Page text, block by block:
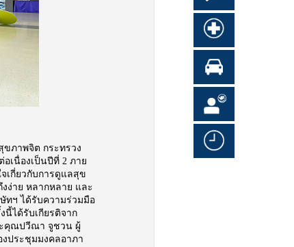
ขภาพจิต กระทรวง
เนื่องเป็นปีที่ 2 ภาย
เกี่ยวกับการดูแลสุข
ง่าย หลากหลาย และ
ทฯ ได้รับความร่วมมือ
ได้รับเกียรติจาก
ะคุณปวีณา จูชวน ผู้
ประชุมมงคลอาภา